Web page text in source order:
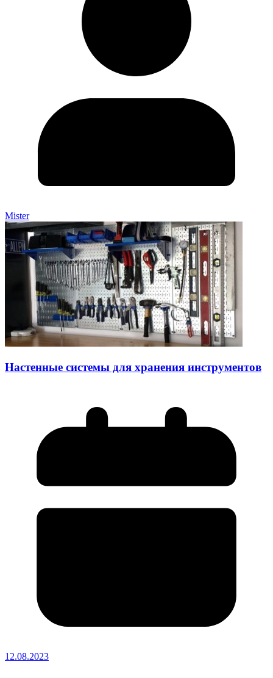
Mister
Настенные системы для хранения инструментов
12.08.2023